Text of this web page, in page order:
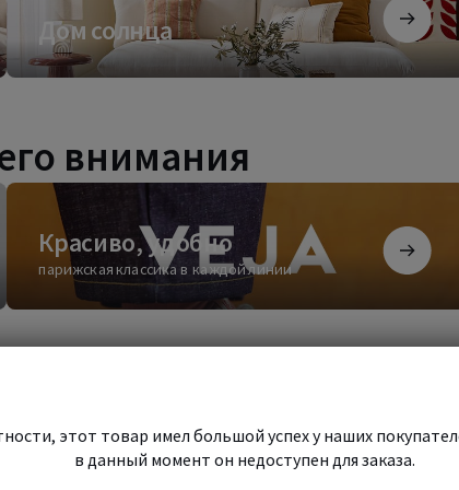
Дом солнца
Дом
солнца
внимания
Красиво, удобно
парижская классика в каждой линии
Красиво,
Начать шопинг
Начать
шопинг
этот товар имел большой успех у наших
в данный момент он недоступен для заказа.